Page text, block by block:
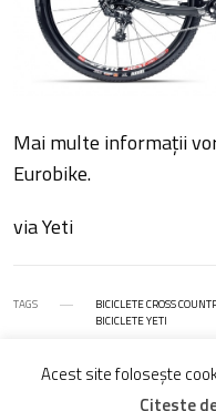
Mai multe informații
Eurobike.
via Yeti
TAGS BICICLETE CROSS
BICICLETE YETI
Acest site folosește
Citeste